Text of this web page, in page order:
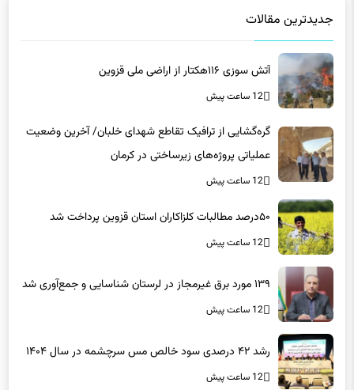
12 ساعت پیش
عملیاتی پروژه‌های زیرساختی در کرمان
12 ساعت پیش
12 ساعت پیش
12 ساعت پیش
12 ساعت پیش